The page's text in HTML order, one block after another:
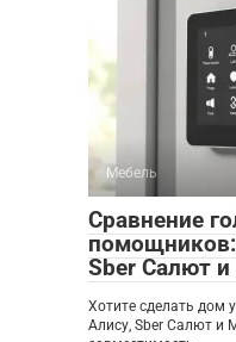
Мебель
Сравнение
Sber Салют
Хотите сделать дом
Алису, Sber Салют и